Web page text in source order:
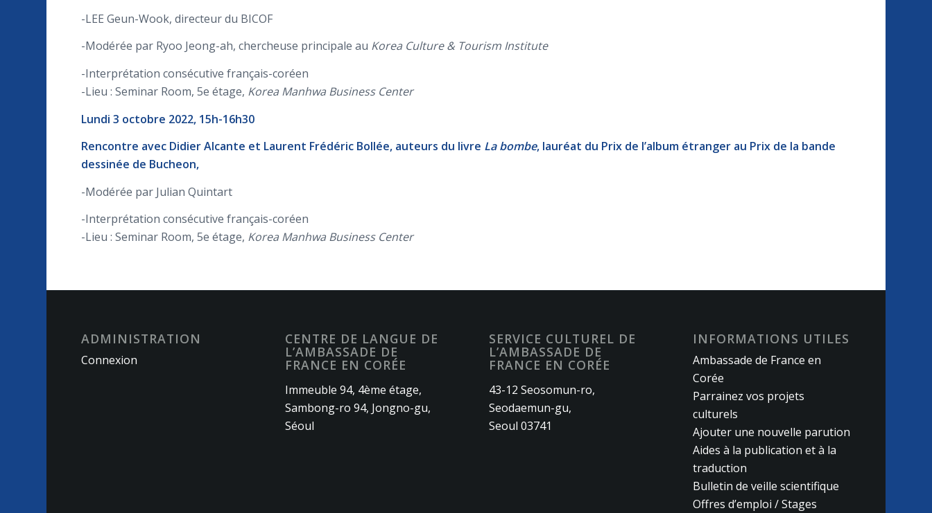
-LEE Geun-Wook, directeur du BICOF
-Modérée par Ryoo Jeong-ah, chercheuse principale au Korea Culture & Tourism Institute
-Interprétation consécutive français-coréen
-Lieu : Seminar Room, 5e étage, Korea Manhwa Business Center
Lundi 3 octobre 2022, 15h-16h30
Rencontre avec Didier Alcante et Laurent Frédéric Bollée, auteurs du livre La bombe, lauréat du Prix de l’album étranger au Prix de la bande
dessinée de Bucheon,
-Modérée par Julian Quintart
-Interprétation consécutive français-coréen
-Lieu : Seminar Room, 5e étage, Korea Manhwa Business Center
ADMINISTRATION
Connexion
CENTRE DE LANGUE DE
L’AMBASSADE DE
FRANCE EN CORÉE
Immeuble 94, 4ème étage,
Sambong-ro 94, Jongno-gu,
Séoul
SERVICE CULTUREL DE
L’AMBASSADE DE
FRANCE EN CORÉE
43-12 Seosomun-ro,
Seodaemun-gu,
Seoul 03741
INFORMATIONS UTILES
Ambassade de France en
Corée
Parrainez vos projets
culturels
Ajouter une nouvelle parution
Aides à la publication et à la
traduction
Bulletin de veille scientifique
Offres d’emploi / Stages